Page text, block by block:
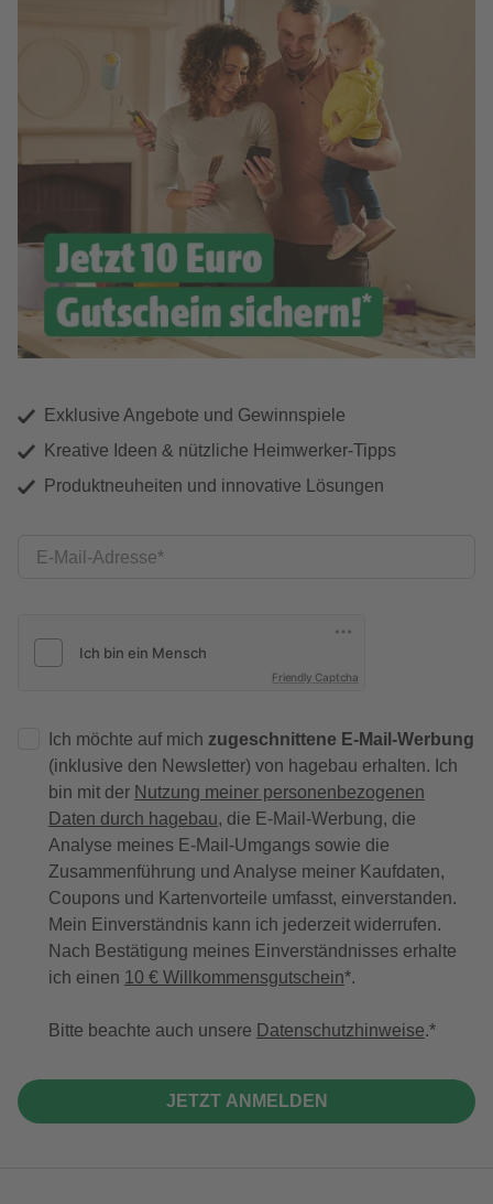
Exklusive Angebote und Gewinnspiele
Kreative Ideen & nützliche Heimwerker-Tipps
Produktneuheiten und innovative Lösungen
E-Mail-Adresse
Friendly Captcha
Ich möchte auf mich zugeschnittene E-Mail-Werbung
(inklusive den Newsletter) von hagebau erhalten. Ich
bin mit der Nutzung meiner personenbezogenen
Daten durch hagebau, die E-Mail-Werbung, die
Analyse meines E-Mail-Umgangs sowie die
Zusammenführung und Analyse meiner Kaufdaten,
Coupons und Kartenvorteile umfasst, einverstanden.
Mein Einverständnis kann ich jederzeit widerrufen.
Nach Bestätigung meines Einverständnisses erhalte
ich einen 10 € Willkommensgutschein*.
Bitte beachte auch unsere Datenschutzhinweise.
JETZT ANMELDEN